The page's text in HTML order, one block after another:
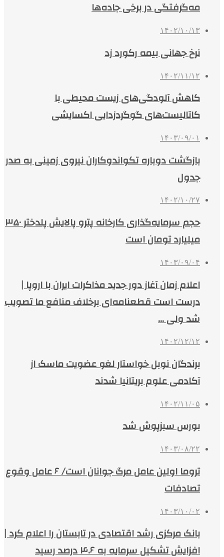
مه‌گرفتگی در برخی جاده‌ها
۱۴۰۲/۱۰/۱۳
نرخ جهانی بیمه رکورد زد
۱۴۰۲/۱۱/۱۲
کاهش آلودگی‌های زیست محیطی با
کاتالیست‌های گوگردزدایی اکسایشی
۱۴۰۳/۰۹/۰۱
بازگشت دوباره تکواندوکاران‏ نیروی زمینی به صدر
جدول
۱۴۰۲/۱۰/۲۷
حجم سرمایه‌گذاری کارخانه پترو پالایش پلدختر ۳۵۰
میلیارد تومان است
۱۴۰۳/۰۹/۰۴
اعلام زمان آغاز دور جدید مذاکرات ایران با اروپا |
درست است قطعنامه‌ای برخلاف منافع ما تصویب
شد ولی …
۱۴۰۲/۱۲/۱۲
برندگان نوبل خواستار لغو عضویت ماسک از
آکادمی علوم بریتانیا شدند
۱۴۰۲/۱۱/۰۵
بورس سبزپوش شد
۱۴۰۳/۰۸/۲۲
تروما اولین عامل مرگ جوانان است/ ۶ عامل وقوع
تصادفات
۱۴۰۳/۱۰/۰۲
بانک مرکزی رشد اقتصادی در تابستان را اعلام کرد |
افزایش تشکیل سرمایه به ۴.۶ درصد رسید